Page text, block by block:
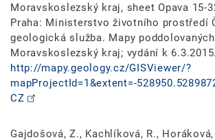
Moravskoslezský kraj, sheet Opava 15-
Praha: Ministerstvo životního prostředí
geologická služba. Mapy
Moravskoslezský kraj; vydání k
http://mapy.geology.cz/GISViewer/?
mapProjectId=1&extent=-
CZ
Gajdošová, Z., Kachlíková, R., Horáková,